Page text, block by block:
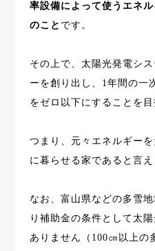
率設備によって使うエネ
のこと です。
その上で、太陽光発電シ
ーを創り出し、1年間の一
をゼロ以下にすることを目
つまり、元々エネルギー
に暮らせる家であると言え
なお、富山県などの多雪
り補助金の条件として太
ありません（100㎝以上の